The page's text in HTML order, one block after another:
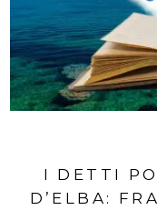
I DETTI
D’ELBA: